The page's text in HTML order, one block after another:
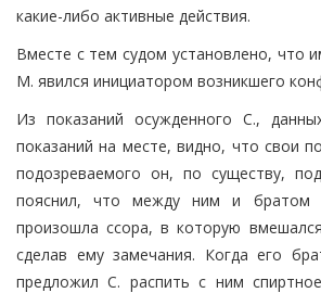
какие-либо активные действия.
Вместе с тем судом установлено, что
М. явился инициатором возникшего
Из показаний осужденного С.,
показаний на месте, видно, что свои
подозреваемого он, по существу,
пояснил, что между ним и
произошла ссора, в которую
сделав ему замечания. Когда его
предложил С. распить с ним